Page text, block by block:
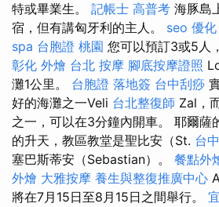
特或畢業生。 記帳士 高普考 海豚島
宿，但有講匈牙利的主人。 seo 優化
spa 台胞證 桃園 您可以預訂3或5人
彰化 外燴 台北 按摩 腳底按摩證照
灘1公里。 台胞證 落地簽 台中刮痧
好的海灘之一Veli 台北整復師 Zal，
之一，可以在3分鐘內開車。 耶爾薩
的升天，教區教堂是聖比安（St. 台
塞巴斯蒂安（Sebastian）。 餐點外
外燴 大雅按摩 養生與整復推廣中心
將在7月15日至8月15日之間舉行。